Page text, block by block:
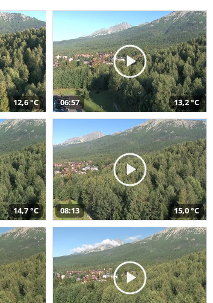
12,6 °C 06:57 13,2 °C
14,7 °C 08:13 15,0 °C